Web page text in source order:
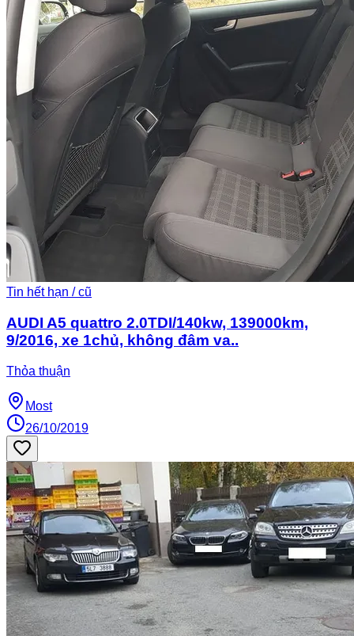
Tin hết hạn / cũ
AUDI A5 quattro 2.0TDI/140kw, 139000km,
9/2016, xe 1chủ, không đâm va..
Thỏa thuận
Most
26/10/2019